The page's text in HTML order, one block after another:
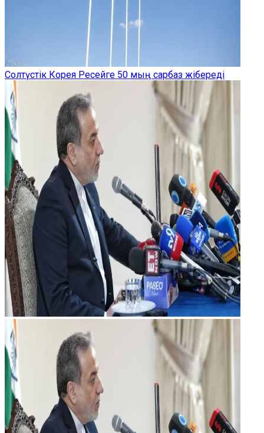
Солтүстік Корея Ресейге 50 мың сарбаз жібереді